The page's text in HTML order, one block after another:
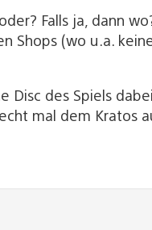
Falls ja, dann
Shops (wo u.a.
des Spiels
mal dem Kratos